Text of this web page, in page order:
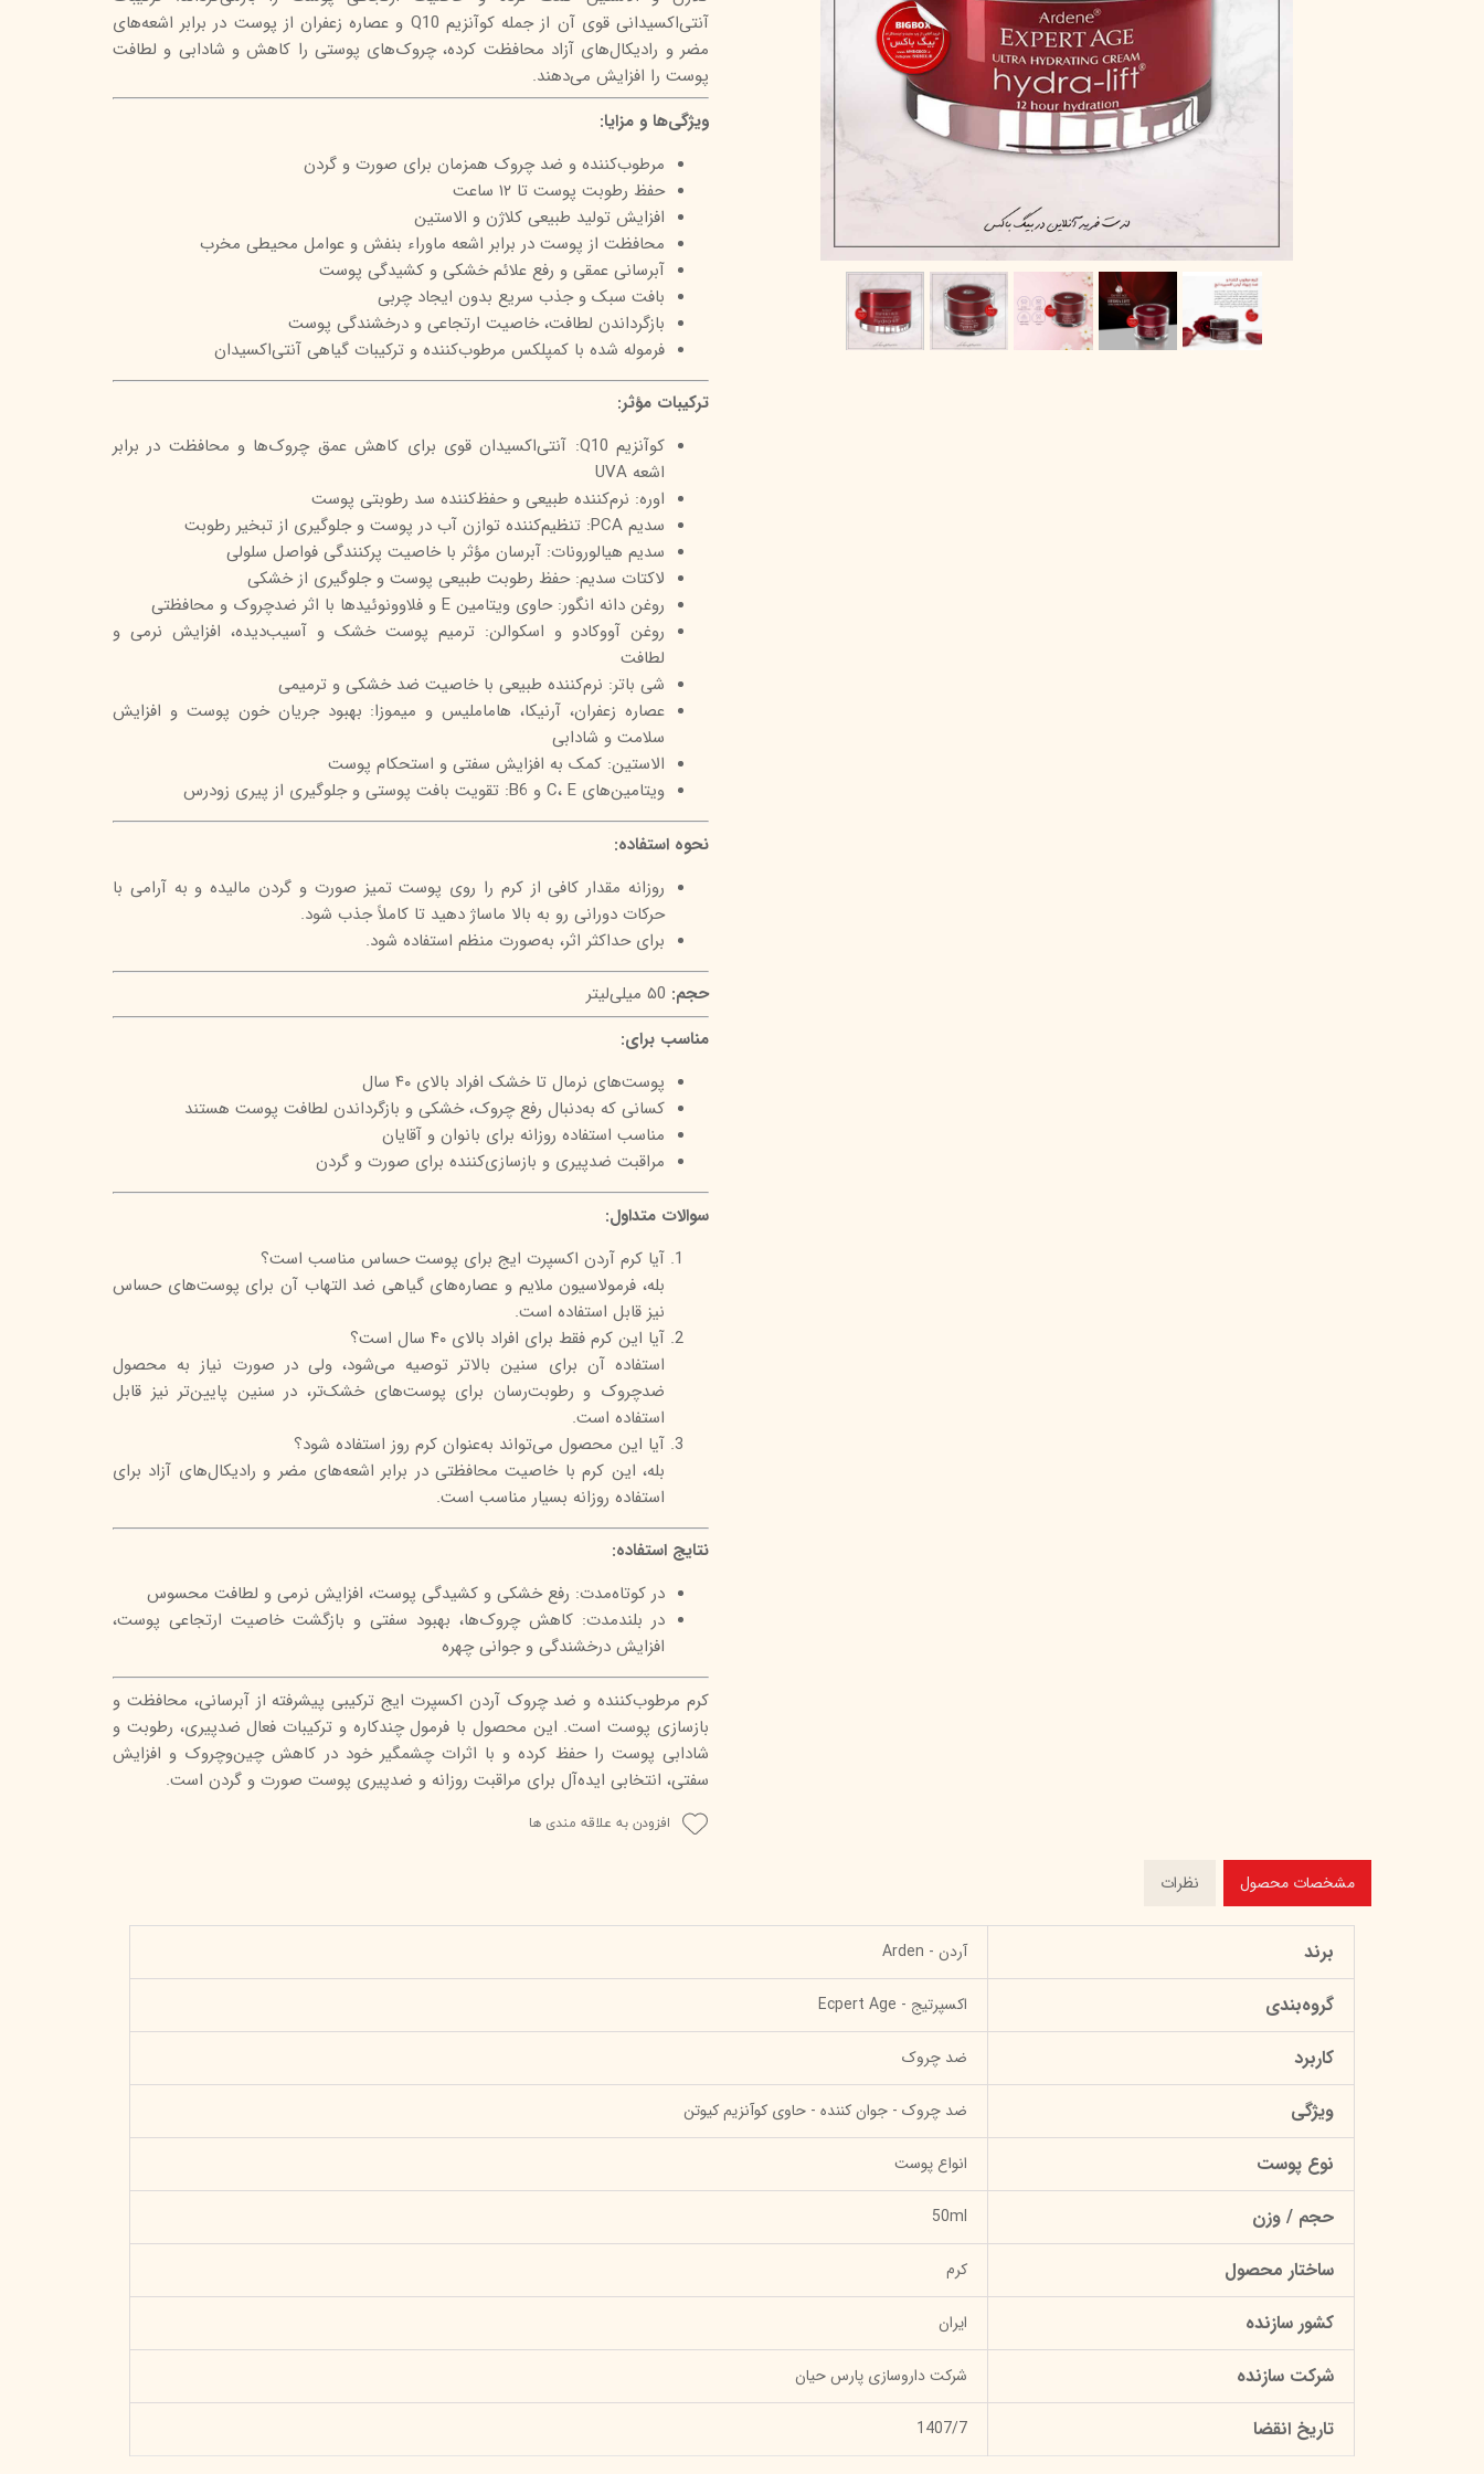
مراقبت چشم
شوینده صورت
ضد جوش و آکنه
ضد قارچ و باکتری
پاک دارو
درمالیفت میکاپ رز
اکسپرتیج
آر یو آکی
هیدرودرم شال کوین
دیپ سنس
یونی‌ سنس سون کوئین
لاکچری کوین
سلکشن سیتی
آنتی‌اکسیدانی قوی آن از جمله کوآنزیم Q10 و عصاره زعفران از پوست در برابر اشعه‌های
مضر و رادیکال‌های آزاد محافظت کرده، چروک‌های پوستی را کاهش و شادابی و لطافت
پوست را افزایش می‌دهند.
ویژگی‌ها و مزایا:
مرطوب‌کننده و ضد چروک همزمان برای صورت و گردن
حفظ رطوبت پوست تا ۱۲ ساعت
افزایش تولید طبیعی کلاژن و الاستین
محافظت از پوست در برابر اشعه ماوراء بنفش و عوامل محیطی مخرب
آبرسانی عمقی و رفع علائم خشکی و کشیدگی پوست
بافت سبک و جذب سریع بدون ایجاد چربی
بازگرداندن لطافت، خاصیت ارتجاعی و درخشندگی پوست
فرموله شده با کمپلکس مرطوب‌کننده و ترکیبات گیاهی آنتی‌اکسیدان
ترکیبات مؤثر:
کوآنزیم Q10: آنتی‌اکسیدان قوی برای کاهش عمق چروک‌ها و محافظت در برابر
اشعه UVA
اوره: نرم‌کننده طبیعی و حفظ‌کننده سد رطوبتی پوست
سدیم PCA: تنظیم‌کننده توازن آب در پوست و جلوگیری از تبخیر رطوبت
سدیم هیالورونات: آبرسان مؤثر با خاصیت پرکنندگی فواصل سلولی
لاکتات سدیم: حفظ رطوبت طبیعی پوست و جلوگیری از خشکی
روغن دانه انگور: حاوی ویتامین E و فلاوونوئیدها با اثر ضدچروک و محافظتی
روغن آووکادو و اسکوالن: ترمیم پوست خشک و آسیب‌دیده، افزایش نرمی و
لطافت
شی باتر: نرم‌کننده طبیعی با خاصیت ضد خشکی و ترمیمی
عصاره زعفران، آرنیکا، هاماملیس و میموزا: بهبود جریان خون پوست و افزایش
سلامت و شادابی
الاستین: کمک به افزایش سفتی و استحکام پوست
ویتامین‌های C، E و B6: تقویت بافت پوستی و جلوگیری از پیری زودرس
نحوه استفاده:
روزانه مقدار کافی از کرم را روی پوست تمیز صورت و گردن مالیده و به آرامی با
حرکات دورانی رو به بالا ماساژ دهید تا کاملاً جذب شود.
برای حداکثر اثر، به‌صورت منظم استفاده شود.
حجم:
مناسب برای:
پوست‌های نرمال تا خشک افراد بالای ۴۰ سال
کسانی که به‌دنبال رفع چروک، خشکی و بازگرداندن لطافت پوست هستند
مناسب استفاده روزانه برای بانوان و آقایان
مراقبت ضدپیری و بازسازی‌کننده برای صورت و گردن
سوالات متداول:
آیا کرم آردن اکسپرت ایج برای پوست حساس مناسب است؟
بله، فرمولاسیون ملایم و عصاره‌های گیاهی ضد التهاب آن برای پوست‌های حساس
نیز قابل استفاده است.
آیا این کرم فقط برای افراد بالای ۴۰ سال است؟
استفاده آن برای سنین بالاتر توصیه می‌شود، ولی در صورت نیاز به محصول
ضدچروک و رطوبت‌رسان برای پوست‌های خشک‌تر، در سنین پایین‌تر نیز قابل
استفاده است.
آیا این محصول می‌تواند به‌عنوان کرم روز استفاده شود؟
بله، این کرم با خاصیت محافظتی در برابر اشعه‌های مضر و رادیکال‌های آزاد برای
استفاده روزانه بسیار مناسب است.
نتایج استفاده:
در کوتاه‌مدت: رفع خشکی و کشیدگی پوست، افزایش نرمی و لطافت محسوس
در بلندمدت: کاهش چروک‌ها، بهبود سفتی و بازگشت خاصیت ارتجاعی پوست،
افزایش درخشندگی و جوانی چهره
کرم مرطوب‌کننده و ضد چروک آردن اکسپرت ایج ترکیبی پیشرفته از آبرسانی، محافظت و
بازسازی پوست است. این محصول با فرمول چندکاره و ترکیبات فعال ضدپیری، رطوبت و
شادابی پوست را حفظ کرده و با اثرات چشمگیر خود در کاهش چین‌وچروک و افزایش
سفتی، انتخابی ایده‌آل برای مراقبت روزانه و ضدپیری پوست صورت و گردن است.
افزودن به علاقه مندی ها
مشخصات محصول نظرات
برند آردن - Arden
گروه‌بندی اکسپرتیج - Ecpert Age
کاربرد ضد چروک
ویژگی ضد چروک - جوان کننده - حاوی کوآنزیم کیوتن
نوع پوست انواع پوست
حجم / وزن 50ml
ساختار محصول کرم
کشور سازنده ایران
شرکت سازنده شرکت داروسازی پارس حیان
تاریخ انقضا 1407/7